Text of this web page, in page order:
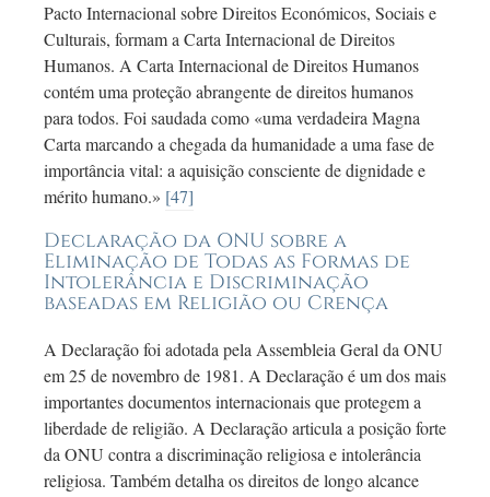
Pacto Internacional sobre Direitos Económicos, Sociais e
Culturais, formam a Carta Internacional de Direitos
Humanos. A Carta Internacional de Direitos Humanos
contém uma proteção abrangente de direitos humanos
para todos. Foi saudada como «uma verdadeira Magna
Carta marcando a chegada da humanidade a uma fase de
importância vital: a aquisição consciente de dignidade e
mérito humano.» [47]
Declaração da ONU sobre a
Eliminação de Todas as Formas de
Intolerância e Discriminação
baseadas em Religião ou Crença
A Declaração foi adotada pela Assembleia Geral da ONU
em25 denovembro de 1981. A Declaração é um dos mais
importantes documentos internacionais que protegem a
liberdade de religião. A Declaração articula a posição forte
da ONU contra a discriminação religiosa e intolerância
religiosa. Também detalha os direitos de longo alcance